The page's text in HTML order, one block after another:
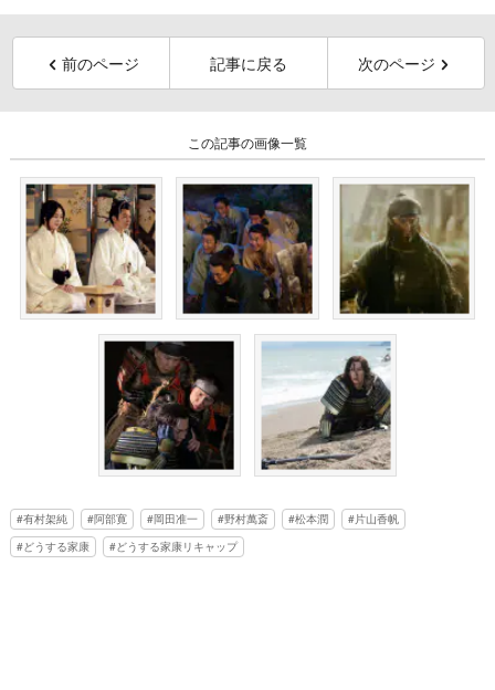
前のページ 記事に戻る 次のページ
この記事の画像一覧
有村架純 阿部寛 岡田准一 野村萬斎 松本潤
片山香帆
どうする家康
どうする家康リキャップ